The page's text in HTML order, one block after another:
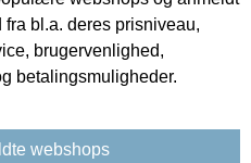
bl.a. deres prisniveau,
brugervenlighed,
betalingsmuligheder.
webshops